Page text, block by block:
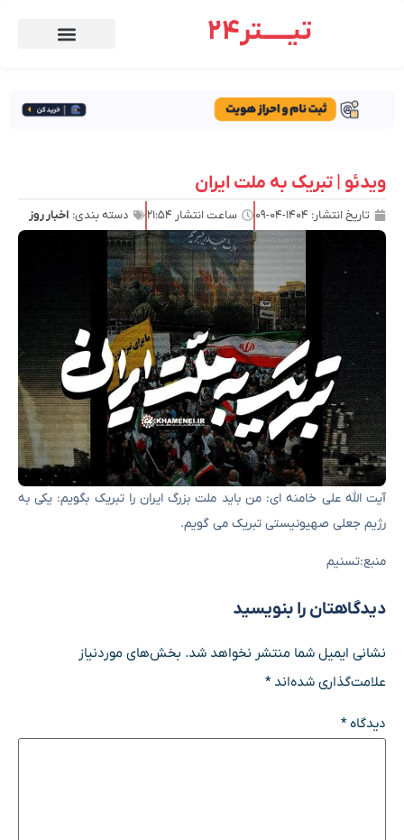
تیـــــتر24
ویدئو | تبریک به ملت ایران
تاریخ انتشار: ۱۴۰۴-۰۴-۰۹ ساعت انتشار ۲۱:۵۴ دسته بندی: اخبار روز
آیت الله علی خامنه ای: من باید ملت بزرگ ایران را تبریک بگویم: یکی به
رژیم جعلی صهیونیستی تبریک می گویم.
منبع:تسنیم
دیدگاهتان را بنویسید
نشانی ایمیل شما منتشر نخواهد شد. بخش‌های موردنیاز
علامت‌گذاری شده‌اند*
دیدگاه*